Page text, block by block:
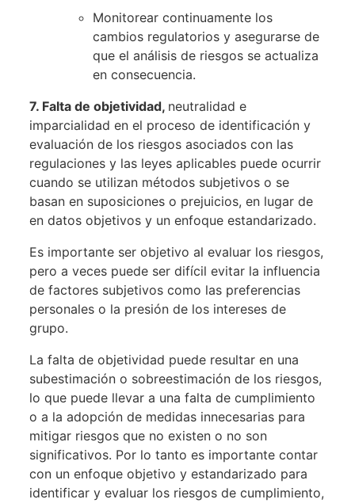
Monitorear continuamente los
cambios regulatorios y asegurarse de
que el análisis de riesgos se actualiza
en consecuencia.
7. Falta de objetividad, neutralidad e
imparcialidad en el proceso de identificación y
evaluación de los riesgos asociados con las
regulaciones y las leyes aplicables puede ocurrir
cuando se utilizan métodos subjetivos o se
basan en suposiciones o prejuicios, en lugar de
en datos objetivos y un enfoque estandarizado.
Es importante ser objetivo al evaluar los riesgos,
pero a veces puede ser difícil evitar la influencia
de factores subjetivos como las preferencias
personales o la presión de los intereses de
grupo.
La falta de objetividad puede resultar en una
subestimación o sobreestimación de los riesgos,
lo que puede llevar a una falta de cumplimiento
o a la adopción de medidas innecesarias para
mitigar riesgos que no existen o no son
significativos. Por lo tanto es importante contar
con un enfoque objetivo y estandarizado para
identificar y evaluar los riesgos de cumplimiento,